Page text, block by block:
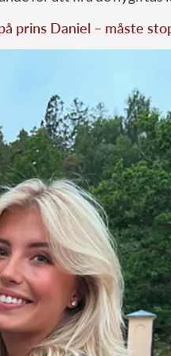
prins Daniel – måste